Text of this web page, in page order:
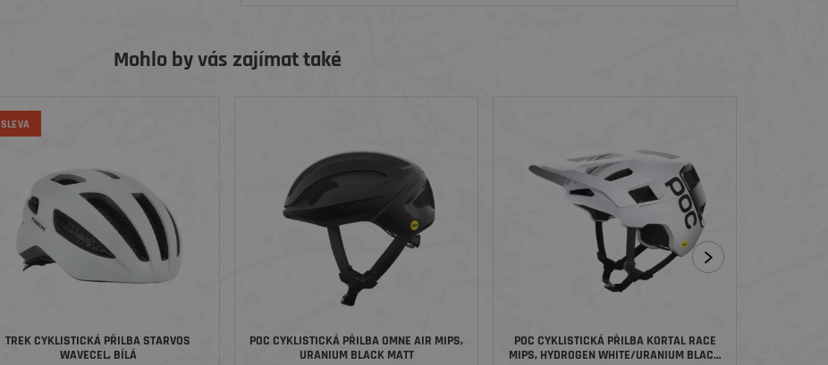
Mohlo by vás zajímat také
SLEVA
TREK CYKLISTICKÁ PŘILBA STARVOS
WAVECEL, BÍLÁ
POC CYKLISTICKÁ PŘILBA OMNE AIR MIPS,
URANIUM BLACK MATT
POC CYKLISTICKÁ PŘILBA KORTAL RACE
MIPS, HYDROGEN WHITE/URANIUM BLACK